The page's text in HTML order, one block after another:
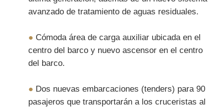
avanzado de tratamiento de aguas residuales.
● Cómoda área de carga auxiliar ubicada en el
centro del barco y nuevo ascensor en el centro
del barco.
● Dos nuevas embarcaciones (tenders) para 90
pasajeros que transportarán a los cruceristas al